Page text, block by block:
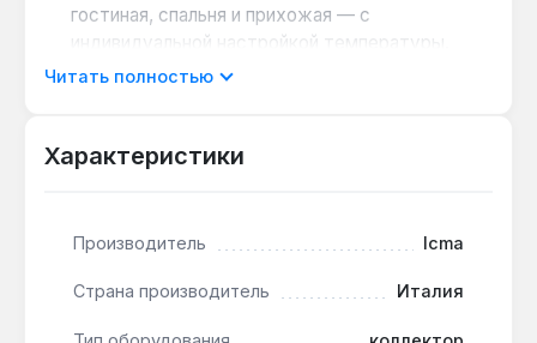
гостиная, спальня и прихожая — с
индивидуальной настройкой температуры.
Когда выбрать вместо коллектора без
ротаметры дают визуальный контроль
системами:диапазон вторичного контура 25–
работающего от конденсационного котла или
Читать полностью
Характеристики
Производитель Icma
Страна производитель Италия